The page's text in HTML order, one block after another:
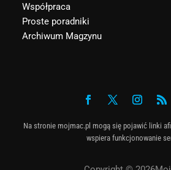
Współpraca
Proste poradniki
Archiwum Magzynu
Na stronie mojmac.pl mogą się pojawić linki
wspiera funkcjonowanie